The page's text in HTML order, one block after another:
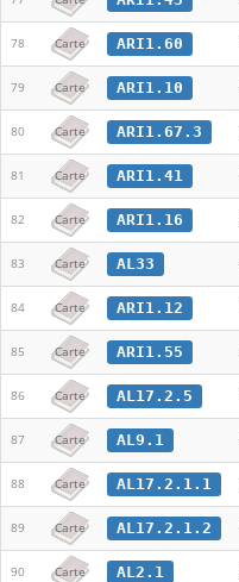
78 Carte ARI1.60
79 Carte ARI1.10
80 Carte ARI1.67.3
81 Carte ARI1.41
82 Carte ARI1.16
83 Carte AL33
84 Carte ARI1.12
85 Carte ARI1.55
86 Carte AL17.2.5
87 Carte AL9.1
88 Carte AL17.2.1.1
89 Carte AL17.2.1.2
90 Carte AL2.1